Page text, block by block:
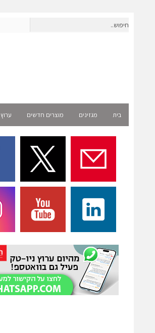
בית מגזינים מוצרים חדשים ערוץ NEW-TECH TV